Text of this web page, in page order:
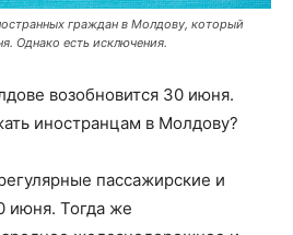
граждан в Молдову, который
Однако есть исключения.
возобновится 30 июня.
иностранцам в Молдову?
пассажирские и
июня. Тогда же